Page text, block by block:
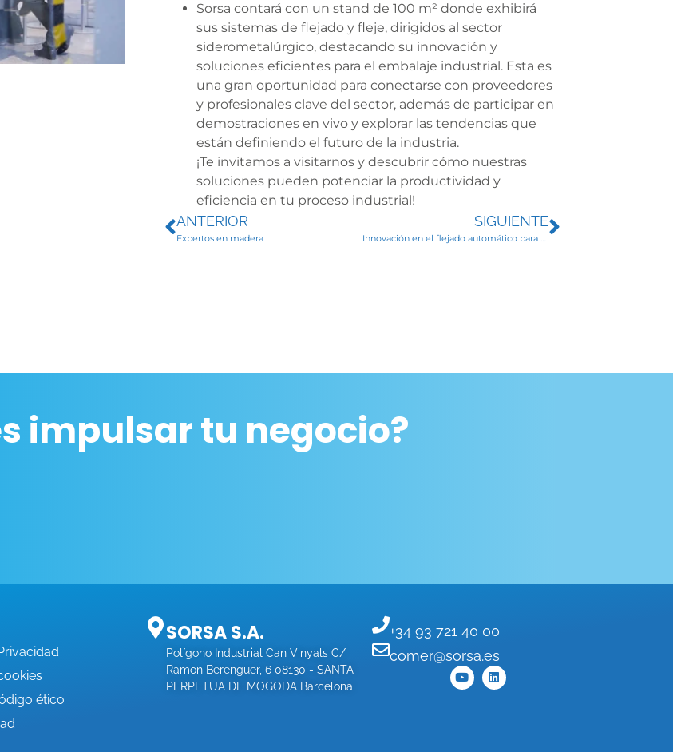
Sorsa contará con un stand de 100 m² donde exhibirá
sus sistemas de flejado y fleje, dirigidos al sector
siderometalúrgico, destacando su innovación y
soluciones eficientes para el embalaje industrial. Esta es
una gran oportunidad para conectarse con proveedores
y profesionales clave del sector, además de participar en
demostraciones en vivo y explorar las tendencias que
están definiendo el futuro de la industria.
¡Te invitamos a visitarnos y descubrir cómo nuestras
soluciones pueden potenciar la productividad y
eficiencia en tu proceso industrial!
ANTERIOR
Expertos en madera
SIGUIENTE
Innovación en el flejado automático para el sector siderúrgico
impulsar tu negocio?
ético
SORSA S.A.
Polígono Industrial Can Vinyals C/
Ramon Berenguer, 6 08130 - SANTA
PERPETUA DE MOGODA Barcelona
+34 93 721 40 00
comer@sorsa.es